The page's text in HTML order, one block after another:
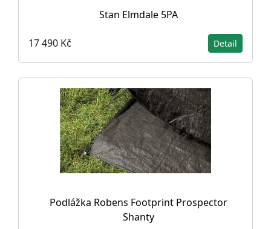
Stan Elmdale 5PA
17 490 Kč Detail
Podlážka Robens Footprint Prospector
Shanty